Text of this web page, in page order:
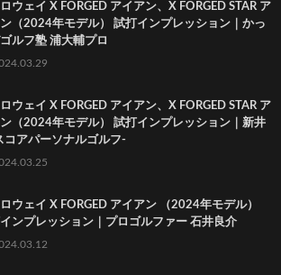
ウェイ X FORGED アイアン、X FORGED STAR ア
（2024年モデル） 試打インプレッション｜かっ
ルフ塾 浦大輔プロ
ウェイ X FORGED アイアン、X FORGED STAR ア
（2024年モデル） 試打インプレッション｜新井
コアパーソナルゴルフ-
ウェイ X FORGED アイアン （2024年モデル）
ンプレッション｜プロゴルファー 石井良介